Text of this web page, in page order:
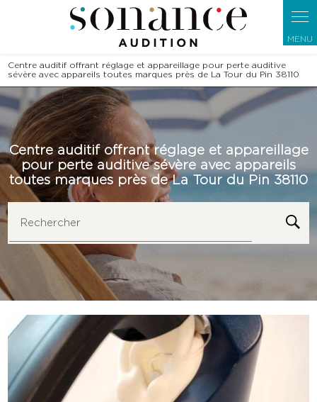
Centre auditif offrant réglage et appareillage pour perte auditive
sévère avec appareils toutes marques près de La Tour du Pin 38110
Centre auditif offrant réglage et appareillage
pour perte auditive sévère avec appareils
toutes marques près de La Tour du Pin 38110
Rechercher
Panneau de gestion des cookies